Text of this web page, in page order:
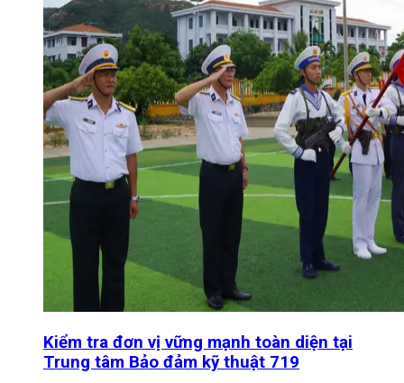
Kiểm tra đơn vị vững mạnh toàn diện tại
Trung tâm Bảo đảm kỹ thuật 719